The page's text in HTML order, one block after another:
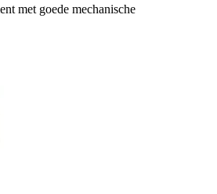
met goede mechanische